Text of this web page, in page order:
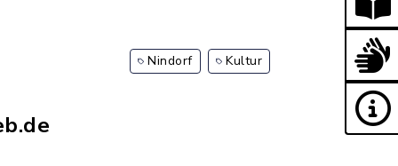
Nindorf Kultur